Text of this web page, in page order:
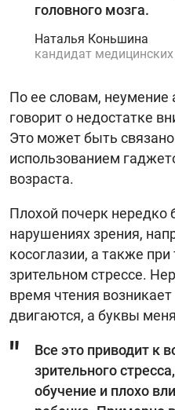
головного мозга.
Наталья Коньшина
кандидат медицинских
По ее словам, неумение
говорит о недостатке
Это может быть
использованием
возраста.
Плохой почерк нередко
нарушениях зрения,
косоглазии, а также
зрительном стрессе.
время чтения
двигаются, а буквы
Все это приводит к
зрительного
обучение и плохо